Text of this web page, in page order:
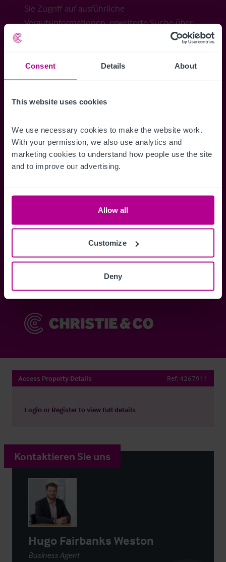
Consent Details About
This website uses cookies
We use necessary cookies to make the website work.
With your permission, we also use analytics and
marketing cookies to understand how people use the site
and to improve our advertising.
Allow all
Customize
Deny
Sie Zugriff auf ausführliche
Veraufsinformationen, erweiterte Suche über
Benachrichtigungen für neuen Objekten zu
erhalten.
Zugriff auf alle
Informationen
Erhalten Sie Zugriff auf alle
Mitglieder.
Speichern
und einfach
Anmelden
Access Property Details Ref: 4267911
Login or Registerto view full details
Kontaktieren Sie uns
Hugo Fairbanks Weston
Business Agent